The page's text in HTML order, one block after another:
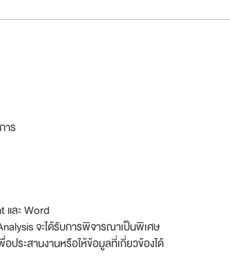
ร
และ Word
จะได้รับการพิจารณาเป็นพิเศษ
ประสานงานหรือให้ข้อมูลที่เกี่ยวข้องได้